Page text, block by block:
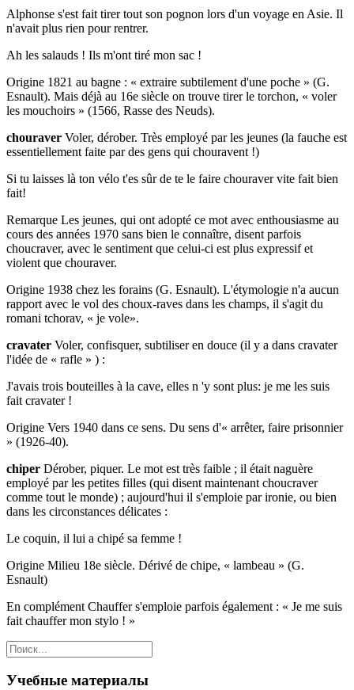
Alphonse s'est fait tirer tout son pognon lors d'un voyage en Asie. Il
n'avait plus rien pour rentrer.
Ah les salauds ! Ils m'ont tiré mon sac !
Origine 1821 au bagne : « extraire subtilement d'une poche » (G.
Esnault). Mais déjà au 16e siècle on trouve tirer le torchon, « voler
les mouchoirs » (1566, Rasse des Neuds).
chouraver Voler, dérober. Très employé par les jeunes (la fauche est
essentiellement faite par des gens qui chouravent !)
Si tu laisses là ton vélo t'es sûr de te le faire chouraver vite fait bien
fait!
Remarque Les jeunes, qui ont adopté ce mot avec enthousiasme au
cours des années 1970 sans bien le connaître, disent parfois
choucraver, avec le sentiment que celui-ci est plus expressif et
violent que chouraver.
Origine 1938 chez les forains (G. Esnault). L'étymologie n'a aucun
rapport avec le vol des choux-raves dans les champs, il s'agit du
romani tchorav, « je vole».
cravater Voler, confisquer, subtiliser en douce (il y a dans cravater
l'idée de « rafle » ) :
J'avais trois bouteilles à la cave, elles n 'y sont plus: je me les suis
fait cravater !
Origine Vers 1940 dans ce sens. Du sens d'« arrêter, faire prisonnier
» (1926-40).
chiper Dérober, piquer. Le mot est très faible ; il était naguère
employé par les petites filles (qui disent maintenant choucraver
comme tout le monde) ; aujourd'hui il s'emploie par ironie, ou bien
dans les circonstances délicates :
Le coquin, il lui a chipé sa femme !
Origine Milieu 18e siècle. Dérivé de chipe, « lambeau » (G.
Esnault)
En complément Chauffer s'emploie parfois également : « Je me suis
fait chauffer mon stylo ! »
Учебные материалы